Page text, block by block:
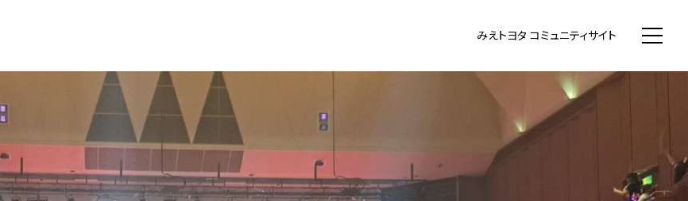
みえトヨタ コミュニティサイト